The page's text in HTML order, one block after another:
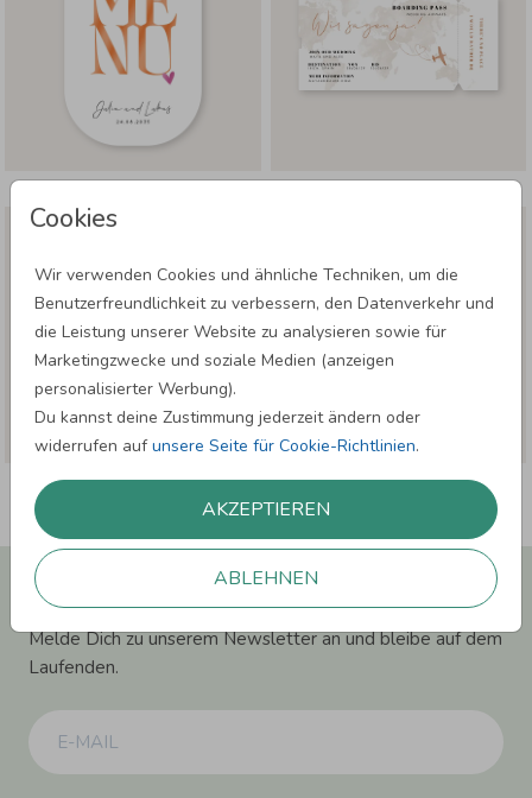
Cookies
Wir verwenden Cookies und ähnliche Techniken, um die
Benutzerfreundlichkeit zu verbessern, den Datenverkehr und
die Leistung unserer Website zu analysieren sowie für
Marketingzwecke und soziale Medien (anzeigen
personalisierter Werbung).
Du kannst deine Zustimmung jederzeit ändern oder
widerrufen aufunsere Seite für Cookie-Richtlinien.
AKZEPTIEREN
ABLEHNEN
Newsletter abonnieren und 5,00 € Rabatt**
sichern!
Melde Dich zu unserem Newsletter an und bleibe auf dem
Laufenden.